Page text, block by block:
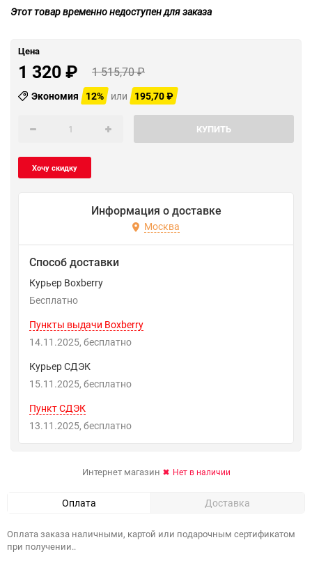
Этот товар временно недоступен для заказа
Цена
1 320₽ 1 515,70₽
Экономия 12% или 195,70₽
КУПИТЬ
Информация о доставке
Москва
Способ доставки
Курьер Boxberry
Бесплатно
Пункты выдачи Boxberry
14.11.2025
Бесплатно
Курьер СДЭК
15.11.2025
Бесплатно
Пункт СДЭК
13.11.2025
Бесплатно
Интернет магазин Нет в наличии
Оплата Доставка
Оплата заказа наличными, картой или подарочным сертификатом
при получении..